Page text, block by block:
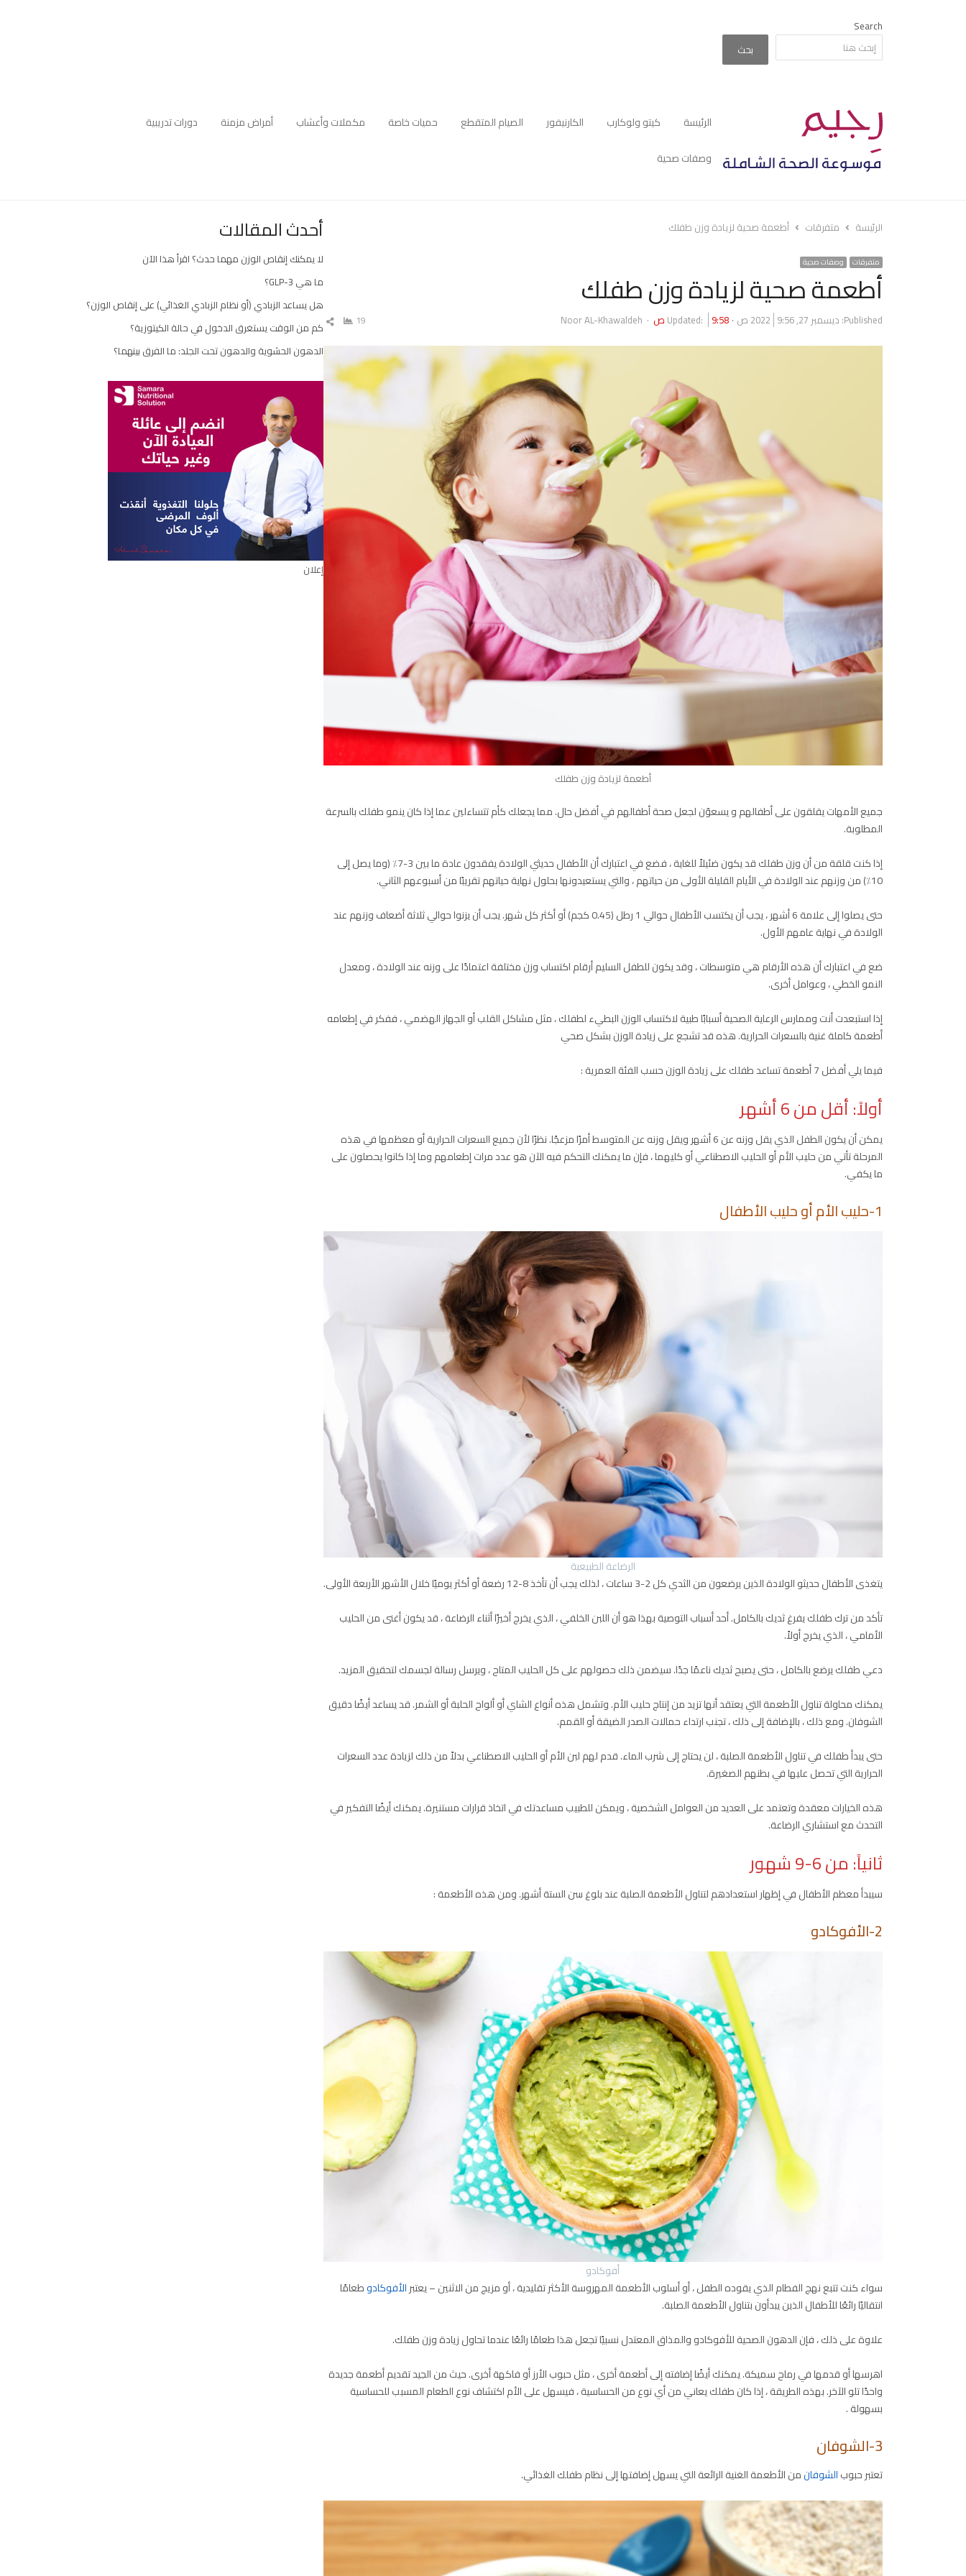
Search
بحث
الرئيسة كيتو ولوكارب الكارنيفور الصيام المتقطع حميات خاصة مكملات وأعشاب أمراض مزمنة
دورات تدريبية
وصفات صحية
الرئيسة متفرقات أطعمة صحية لزيادة وزن طفلك
متفرقات وصفات صحية
أطعمة صحية لزيادة وزن طفلك
Published: ديسمبر 27, 2022 9:56 ص Updated: 9:58 ص Author
Noor AL-Khawaldeh
19
شارك
المقال
أطعمة لزيادة وزن طفلك
جميع الأمهات يقلقون على أطفالهم و يسعوّن لجعل صحة أطفالهم في أفضل حال. مما يجعلك كأم تتساءلين عما إذا كان ينمو طفلك بالسرعة
المطلوبة.
إذا كنت قلقة من أن وزن طفلك قد يكون ضئيلاً للغاية ، فضع في اعتبارك أن الأطفال حديثي الولادة يفقدون عادة ما بين 3-7٪ (وما يصل إلى
10٪) من وزنهم عند الولادة في الأيام القليلة الأولى من حياتهم ، والتي يستعيدونها بحلول نهاية حياتهم تقريبًا من أسبوعهم الثاني.
حتى يصلوا إلى علامة 6 أشهر ، يجب أن يكتسب الأطفال حوالي 1 رطل (0.45 كجم) أو أكثر كل شهر. يجب أن يزنوا حوالي ثلاثة أضعاف وزنهم عند
الولادة في نهاية عامهم الأول.
ضع في اعتبارك أن هذه الأرقام هي متوسطات ، وقد يكون للطفل السليم أرقام اكتساب وزن مختلفة اعتمادًا على وزنه عند الولادة ، ومعدل
النمو الخطي ، وعوامل أخرى.
إذا استبعدت أنت وممارس الرعاية الصحية أسبابًا طبية لاكتساب الوزن البطيء لطفلك ، مثل مشاكل القلب أو الجهاز الهضمي ، ففكر في إطعامه
أطعمة كاملة غنية بالسعرات الحرارية. هذه قد تشجع على زيادة الوزن بشكل صحي
فيما يلي أفضل 7 أطعمة تساعد طفلك على زيادة الوزن حسب الفئة العمرية :
أولاً: أقل من 6 أشهر
يمكن أن يكون الطفل الذي يقل وزنه عن 6 أشهر ويقل وزنه عن المتوسط أمرًا مزعجًا. نظرًا لأن جميع السعرات الحرارية أو معظمها في هذه
المرحلة تأتي من حليب الأم أو الحليب الاصطناعي أو كليهما ، فإن ما يمكنك التحكم فيه الآن هو عدد مرات إطعامهم وما إذا كانوا يحصلون على
ما يكفي.
1-حليب الأم أو حليب الأطفال
الرضاعة الطبيعية
يتغذى الأطفال حديثو الولادة الذين يرضعون من الثدي كل 2-3 ساعات ، لذلك يجب أن تأخذ 8-12 رضعة أو أكثر يوميًا خلال الأشهر الأربعة الأولى.
تأكد من ترك طفلك يفرغ ثديك بالكامل. أحد أسباب التوصية بهذا هو أن اللبن الخلفي ، الذي يخرج أخيرًا أثناء الرضاعة ، قد يكون أغنى من الحليب
الأمامي ، الذي يخرج أولاً.
دعي طفلك يرضع بالكامل ، حتى يصبح ثديك ناعمًا جدًا. سيضمن ذلك حصولهم على كل الحليب المتاح ، ويرسل رسالة لجسمك لتحقيق المزيد.
يمكنك محاولة تناول الأطعمة التي يعتقد أنها تزيد من إنتاج حليب الأم. وتشمل هذه أنواع الشاي أو ألواح الحلبة أو الشمر. قد يساعد أيضًا دقيق
الشوفان. ومع ذلك ، بالإضافة إلى ذلك ، تجنب ارتداء حمالات الصدر الضيقة أو القمم.
حتى يبدأ طفلك في تناول الأطعمة الصلبة ، لن يحتاج إلى شرب الماء. قدم لهم لبن الأم أو الحليب الاصطناعي بدلاً من ذلك لزيادة عدد السعرات
الحرارية التي تحصل عليها في بطنهم الصغيرة.
هذه الخيارات معقدة وتعتمد على العديد من العوامل الشخصية ، ويمكن للطبيب مساعدتك في اتخاذ قرارات مستنيرة. يمكنك أيضًا التفكير في
التحدث مع استشاري الرضاعة.
ثانياً: من 6-9 شهور
سيبدأ معظم الأطفال في إظهار استعدادهم لتناول الأطعمة الصلبة عند بلوغ سن الستة أشهر. ومن هذه الأطعمة :
2-الأفوكادو
أفوكادو
سواء كنت تتبع نهج الفطام الذي يقوده الطفل ، أو أسلوب الأطعمة المهروسة الأكثر تقليدية ، أو مزيج من الاثنين – يعتبرالأفوكادوطعامًا
انتقاليًا رائعًا للأطفال الذين يبدأون بتناول الأطعمة الصلبة.
علاوة على ذلك ، فإن الدهون الصحية للأفوكادو والمذاق المعتدل نسبيًا تجعل هذا طعامًا رائعًا عندما تحاول زيادة وزن طفلك.
اهرسها أو قدمها في رماح سميكة. يمكنك أيضًا إضافته إلى أطعمة أخرى ، مثل حبوب الأرز أو فاكهة أخرى. حيث من الجيد تقديم أطعمة جديدة
واحدًا تلو الآخر. بهذه الطريقة ، إذا كان طفلك يعاني من أي نوع من الحساسية ، فيسهل على الأم اكتشاف نوع الطعام المسبب للحساسية
بسهولة .
3-الشوفان
تعتبر حبوبالشوفانمن الأطعمة الغنية الرائعة التي يسهل إضافتها إلى نظام طفلك الغذائي.
أحدث المقالات
لا يمكنك إنقاص الوزن مهما حدث؟ اقرأ هذا الآن
ما هي GLP-3؟
هل يساعد الزبادي (أو نظام الزبادي الغذائي) على إنقاص الوزن؟
كم من الوقت يستغرق الدخول في حالة الكيتوزية؟
الدهون الحشوية والدهون تحت الجلد: ما الفرق بينهما؟
إعلان